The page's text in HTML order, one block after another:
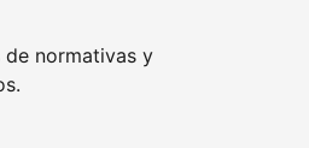
de normativas y